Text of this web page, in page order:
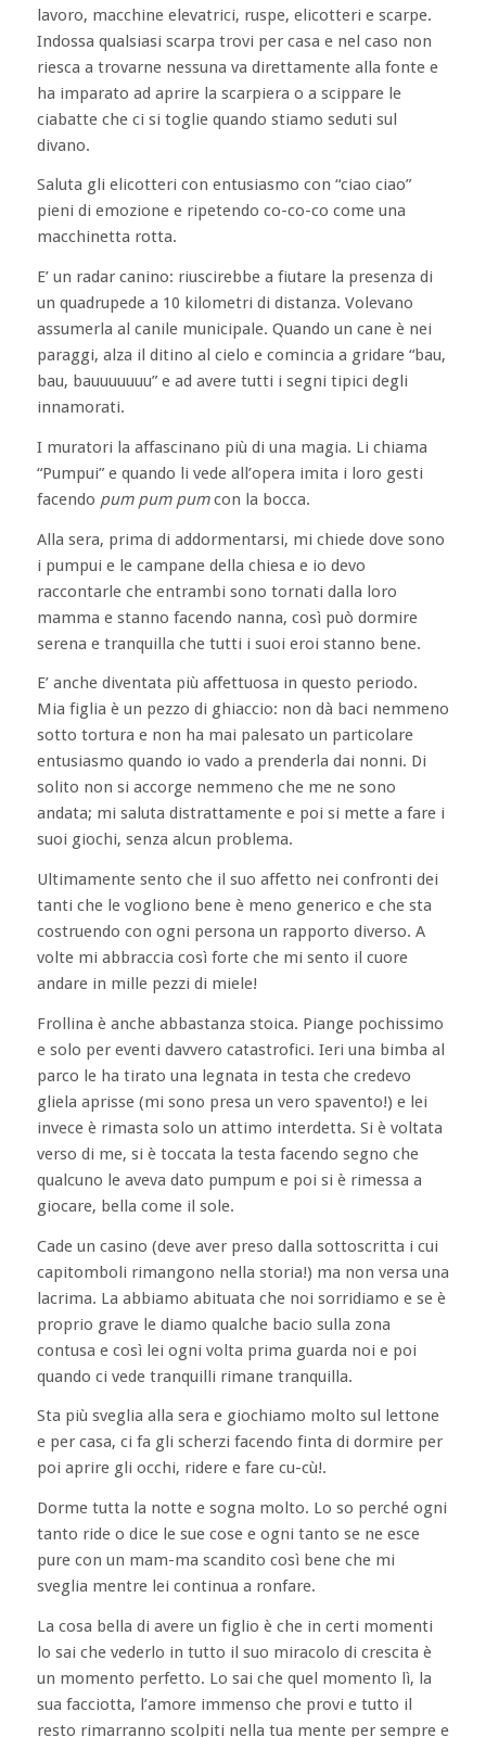
lavoro, macchine elevatrici, ruspe, elicotteri e scarpe.
Indossa qualsiasi scarpa trovi per casa e nel caso non
riesca a trovarne nessuna va direttamente alla fonte e
ha imparato ad aprire la scarpiera o a scippare le
ciabatte che ci si toglie quando stiamo seduti sul
divano.
Saluta gli elicotteri con entusiasmo con “ciao ciao”
pieni di emozione e ripetendo co-co-co come una
macchinetta rotta.
E’ un radar canino: riuscirebbe a fiutare la presenza di
un quadrupede a 10 kilometri di distanza. Volevano
assumerla al canile municipale. Quando un cane è nei
paraggi, alza il ditino al cielo e comincia a gridare “bau,
bau, bauuuuuuu” e ad avere tutti i segni tipici degli
innamorati.
I muratori la affascinano più di una magia. Li chiama
“Pumpui” e quando li vede all’opera imita i loro gesti
facendo pum pum pumcon la bocca.
Alla sera, prima di addormentarsi, mi chiede dove sono
i pumpui e le campane della chiesa e io devo
raccontarle che entrambi sono tornati dalla loro
mamma e stanno facendo nanna, così può dormire
serena e tranquilla che tutti i suoi eroi stanno bene.
E’ anche diventata più affettuosa in questo periodo.
Mia figlia è un pezzo di ghiaccio: non dà baci nemmeno
sotto tortura e non ha mai palesato un particolare
entusiasmo quando io vado a prenderla dai nonni. Di
solito non si accorge nemmeno che me ne sono
andata; mi saluta distrattamente e poi si mette a fare i
suoi giochi, senza alcun problema.
Ultimamente sento che il suo affetto nei confronti dei
tanti che le vogliono bene è meno generico e che sta
costruendo con ogni persona un rapporto diverso. A
volte mi abbraccia così forte che mi sento il cuore
andare in mille pezzi di miele!
Frollina è anche abbastanza stoica. Piange pochissimo
e solo per eventi davvero catastrofici. Ieri una bimba al
parco le ha tirato una legnata in testa che credevo
gliela aprisse (mi sono presa un vero spavento!) e lei
invece è rimasta solo un attimo interdetta. Si è voltata
verso di me, si è toccata la testa facendo segno che
qualcuno le aveva dato pumpum e poi si è rimessa a
giocare, bella come il sole.
Cade un casino (deve aver preso dalla sottoscritta i cui
capitomboli rimangono nella storia!) ma non versa una
lacrima. La abbiamo abituata che noi sorridiamo e se è
proprio grave le diamo qualche bacio sulla zona
contusa e così lei ogni volta prima guarda noi e poi
quando ci vede tranquilli rimane tranquilla.
Sta più sveglia alla sera e giochiamo molto sul lettone
e per casa, ci fa gli scherzi facendo finta di dormire per
poi aprire gli occhi, ridere e fare cu-cù!.
Dorme tutta la notte e sogna molto. Lo so perché ogni
tanto ride o dice le sue cose e ogni tanto se ne esce
pure con un mam-ma scandito così bene che mi
sveglia mentre lei continua a ronfare.
La cosa bella di avere un figlio è che in certi momenti
lo sai che vederlo in tutto il suo miracolo di crescita è
un momento perfetto. Lo sai che quel momento lì, la
sua facciotta, l’amore immenso che provi e tutto il
resto rimarranno scolpiti nella tua mente per sempre e